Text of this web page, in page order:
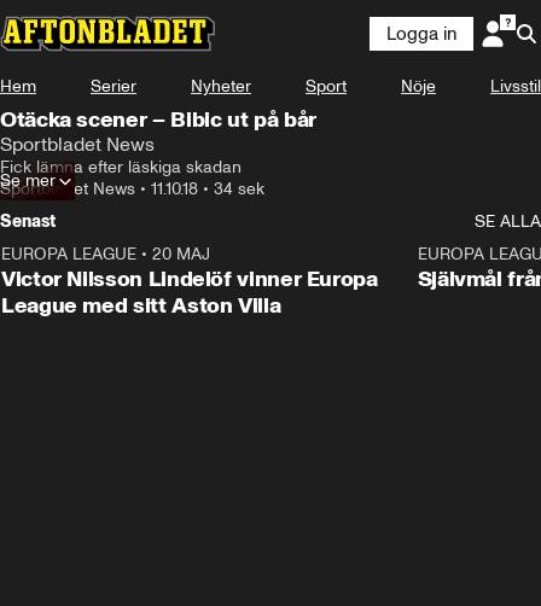
Logga in
Hem Serier Nyheter Sport Nöje Livsstil
Otäcka scener – Bibic ut på bår
Sportbladet News
Fick lämna efter läskiga skadan
Sportbladet News • 11.10.18 • 34 sek
Se mer
Senast
SE ALLA
EUROPA LEAGUE • 20 MAJ
Victor Nilsson Lindelöf vinner Europa
League med sitt Aston Villa
EUROPA
Självmål